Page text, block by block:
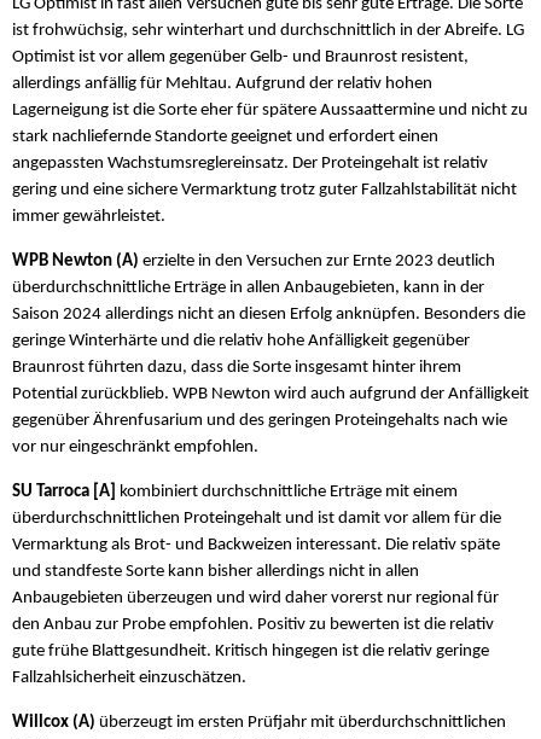
LG Optimist in fast allen Versuchen gute bis sehr gute Erträge. Die Sorte
ist frohwüchsig, sehr winterhart und durchschnittlich in der Abreife. LG
Optimist ist vor allem gegenüber Gelb- und Braunrost resistent,
allerdings anfällig für Mehltau. Aufgrund der relativ hohen
Lagerneigung ist die Sorte eher für spätere Aussaattermine und nicht zu
stark nachliefernde Standorte geeignet und erfordert einen
angepassten Wachstumsreglereinsatz. Der Proteingehalt ist relativ
gering und eine sichere Vermarktung trotz guter Fallzahlstabilität nicht
immer gewährleistet.
WPB Newton (A) erzielte in den Versuchen zur Ernte 2023 deutlich
überdurchschnittliche Erträge in allen Anbaugebieten, kann in der
Saison 2024 allerdings nicht an diesen Erfolg anknüpfen. Besonders die
geringe Winterhärte und die relativ hohe Anfälligkeit gegenüber
Braunrost führten dazu, dass die Sorte insgesamt hinter ihrem
Potential zurückblieb. WPB Newton wird auch aufgrund der Anfälligkeit
gegenüber Ährenfusarium und des geringen Proteingehalts nach wie
vor nur eingeschränkt empfohlen.
SU Tarroca [A] kombiniert durchschnittliche Erträge mit einem
überdurchschnittlichen Proteingehalt und ist damit vor allem für die
Vermarktung als Brot- und Backweizen interessant. Die relativ späte
und standfeste Sorte kann bisher allerdings nicht in allen
Anbaugebieten überzeugen und wird daher vorerst nur regional für
den Anbau zur Probe empfohlen. Positiv zu bewerten ist die relativ
gute frühe Blattgesundheit. Kritisch hingegen ist die relativ geringe
Fallzahlsicherheit einzuschätzen.
Willcox (A) überzeugt im ersten Prüfjahr mit überdurchschnittlichen